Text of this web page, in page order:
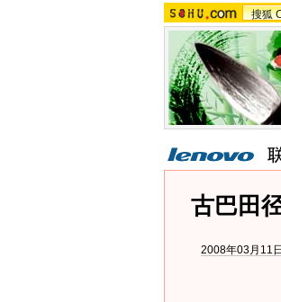
搜狐
古巴田
2008年03月11